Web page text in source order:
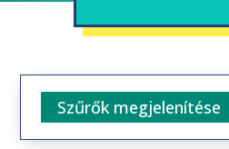
Szűrők megjelenítése